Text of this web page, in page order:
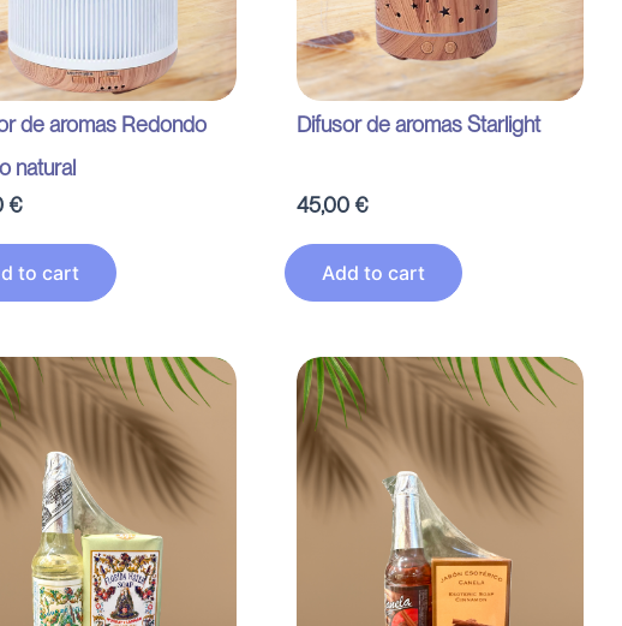
de aromas Redondo
natural
€
to cart
Difusor de aromas Starlight
45,00 €
Add to cart